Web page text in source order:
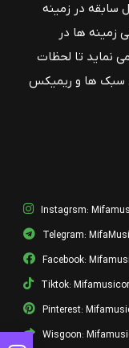
میفا موزیک با بیش از ۱۲ سال سابقه در زمینه
زمینه ها در
نماید تا لحظات
سبک ها و ریمیکس
Instagrsm:
Telegram:
Facebook:
Tiktok:
Pinterest:
Wisgoon: